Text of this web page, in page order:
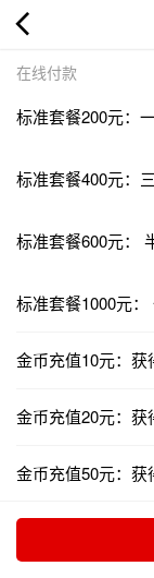
在线付款
标准套餐200元：
标准套餐400元：
标准套餐600元：
标准套餐1000元
金币充值10元：获
金币充值20元：获
金币充值50元：获